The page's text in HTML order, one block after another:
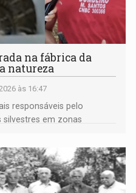
na fábrica da
natureza
às 16:47
responsáveis pelo
silvestres em zonas